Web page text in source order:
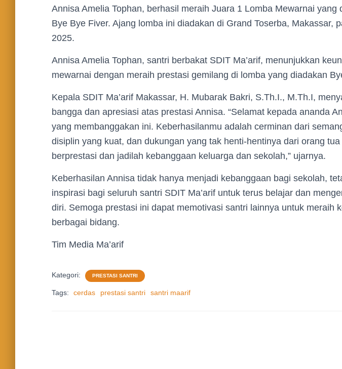
Annisa Amelia Tophan, berhasil meraih Juara 1 Lomba Mewarnai yang
Bye Bye Fiver. Ajang lomba ini diadakan di Grand Toserba, Makassar,
2025.
Annisa Amelia Tophan, santri berbakat SDIT Ma’arif, menunjukkan
mewarnai dengan meraih prestasi gemilang di lomba yang diadakan
Kepala SDIT Ma’arif Makassar, H. Mubarak Bakri, S.Th.I., M.Th.I,
bangga dan apresiasi atas prestasi Annisa. “Selamat kepada ananda
yang membanggakan ini. Keberhasilanmu adalah cerminan dari
disiplin yang kuat, dan dukungan yang tak henti-hentinya dari orang
berprestasi dan jadilah kebanggaan keluarga dan sekolah,” ujarnya.
Keberhasilan Annisa tidak hanya menjadi kebanggaan bagi sekolah,
inspirasi bagi seluruh santri SDIT Ma’arif untuk terus belajar dan
diri. Semoga prestasi ini dapat memotivasi santri lainnya untuk meraih
berbagai bidang.
Tim Media Ma’arif
Kategori: PRESTASI SANTRI
Tags: cerdas prestasi santri santri maarif